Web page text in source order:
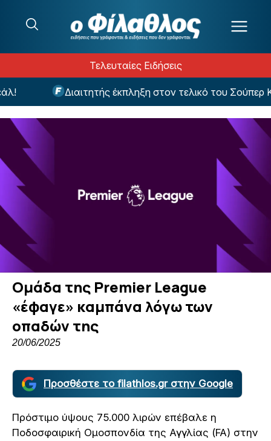
Τελευταίες Ειδήσεις
Διαιτητής έκπληξη στον τελικό του Σούπερ
Ομάδα της Premier League
«έφαγε» καμπάνα λόγω των
οπαδών της
20/06/2025
Προσθέστε το filathlos.gr στην Google
Πρόστιμο ύψους 75.000 λιρών επέβαλε η
Ποδοσφαιρική Ομοσπονδία της Αγγλίας (FA) στην